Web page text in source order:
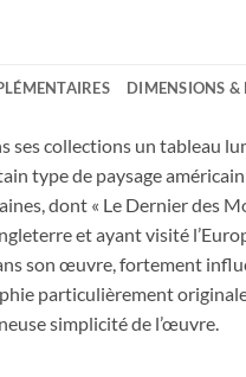
DIMENSIONS &
ses collections un tableau
type de paysage
dont « Le Dernier des
et ayant visité
son œuvre, fortement
particulièrement
simplicité de l’œuvre.